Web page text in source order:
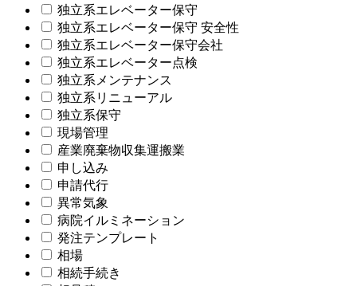
独立系エレベーター保守
独立系エレベーター保守 安全性
独立系エレベーター保守会社
独立系エレベーター点検
独立系メンテナンス
独立系リニューアル
独立系保守
現場管理
産業廃棄物収集運搬業
申し込み
申請代行
異常気象
病院イルミネーション
発注テンプレート
相場
相続手続き